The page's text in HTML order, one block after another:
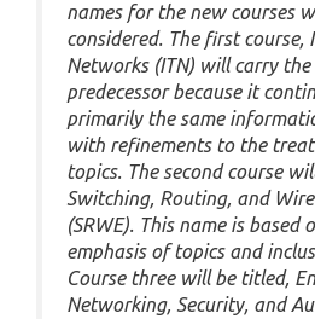
names for the new courses
considered. The first
Networks (ITN) will carry the
predecessor because it
primarily the same
with refinements to the
topics. The second course
Switching, Routing, and
(SRWE). This name is based
emphasis of topics and
Course three will be titled,
Networking, Security, and